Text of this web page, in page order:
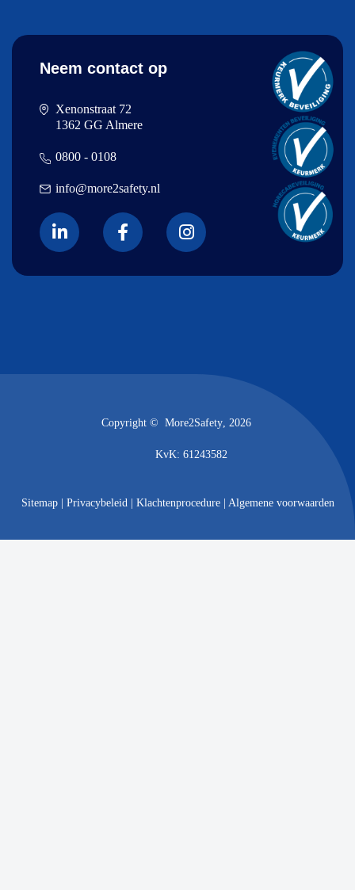
Neem contact op
Xenonstraat 72
1362 GG Almere
0800 - 0108
info@more2safety.nl
Copyright © More2Safety, 2026
KvK: 61243582
Sitemap| Privacybeleid| Klachtenprocedure| Algemene voorwaarden